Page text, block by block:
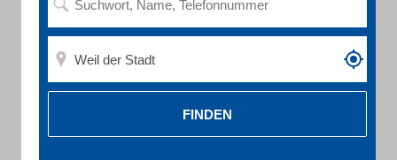
FINDEN